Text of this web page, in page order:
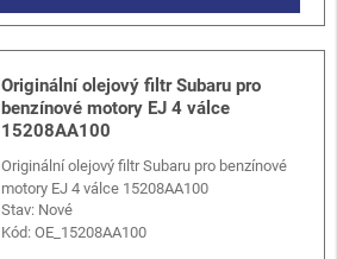
Originální olejový filtr Subaru pro
benzínové motory EJ 4 válce
15208AA100
Originální olejový filtr Subaru pro benzínové
motory EJ 4 válce 15208AA100
Stav: Nové
Kód:OE_15208AA100